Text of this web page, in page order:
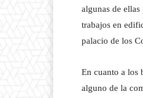
algunas de
trabajos en
palacio de los
En cuanto a los
alguno de la